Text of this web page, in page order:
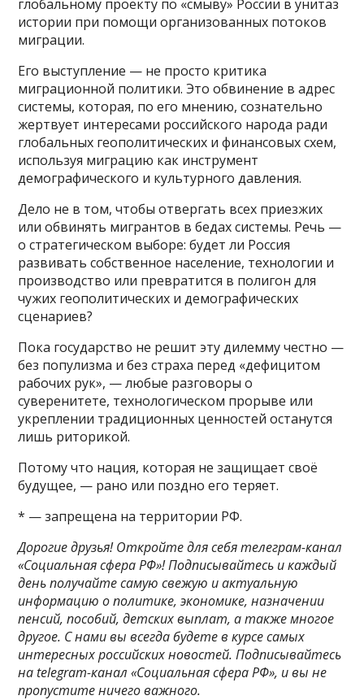
глобальному проекту по «смыву» России в унитаз
истории при помощи организованных потоков
миграции.
Его выступление — не просто критика
миграционной политики. Это обвинение в адрес
системы, которая, по его мнению, сознательно
жертвует интересами российского народа ради
глобальных геополитических и финансовых схем,
используя миграцию как инструмент
демографического и культурного давления.
Дело не в том, чтобы отвергать всех приезжих
или обвинять мигрантов в бедах системы. Речь —
о стратегическом выборе: будет ли Россия
развивать собственное население, технологии и
производство или превратится в полигон для
чужих геополитических и демографических
сценариев?
Пока государство не решит эту дилемму честно —
без популизма и без страха перед «дефицитом
рабочих рук», — любые разговоры о
суверенитете, технологическом прорыве или
укреплении традиционных ценностей останутся
лишь риторикой.
Потому что нация, которая не защищает своё
будущее, — рано или поздно его теряет.
* — запрещена на территории РФ.
Дорогие друзья! Откройте для себя телеграм-канал
«Социальная сфера РФ»! Подписывайтесь и каждый
день получайте самую свежую и актуальную
информацию о политике, экономике, назначении
пенсий, пособий, детских выплат, а также многое
другое. С нами вы всегда будете в курсе самых
интересных российских новостей. Подписывайтесь
на telegram-канал «Социальная сфера РФ», и вы не
пропустите ничего важного.